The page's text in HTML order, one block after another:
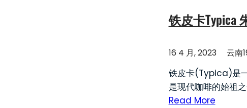
铁皮卡Typica
16 4 月, 2023 云南
铁皮卡(Typica)是
是现代咖啡的始祖
Read More